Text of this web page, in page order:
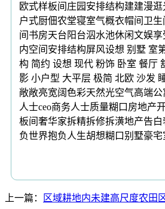
欧式样板间庄园安排结构建建漫
户式厨佃农堂寝室气概衣帽间卫
间书房天台阳台泅水池休闲文娱
内空间安排结构屏风设想 别墅 室
构 简约 设想 现代 粉饰 卧室 餐厅
影 小户型 大平层 极简 北欧 沙发
敞敞亮宽阔色彩天然光空气高端
人士ceo商务人士质量糊口房地产
板间奢华家拆精拆修拆潢地产告
负世界抱负人生胡想糊口别墅豪宅
上一篇： 区域耕地内未建高尺度农田